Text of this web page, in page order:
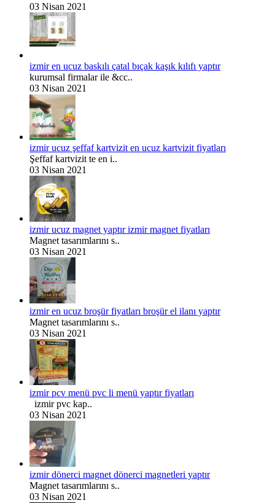
03 Nisan 2021
izmir en ucuz baskılı çatal bıçak kaşık kılıfı yaptır
kurumsal firmalar ile &cc..
03 Nisan 2021
izmir ucuz şeffaf kartvizit en ucuz kartvizit fiyatları
Şeffaf kartvizit te en i..
03 Nisan 2021
izmir ucuz magnet yaptır izmir magnet fiyatları
Magnet tasarımlarını s..
03 Nisan 2021
izmir en ucuz broşür fiyatları broşür el ilanı yaptır
Magnet tasarımlarını s..
03 Nisan 2021
izmir pcv menü pvc li menü yaptır fiyatları
izmir pvc kap..
03 Nisan 2021
izmir dönerci magnet dönerci magnetleri yaptır
Magnet tasarımlarını s..
03 Nisan 2021